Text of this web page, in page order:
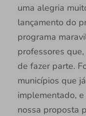
uma alegria
lançamento do
programa
professores
de fazer parte.
municípios que
implementado,
nossa proposta